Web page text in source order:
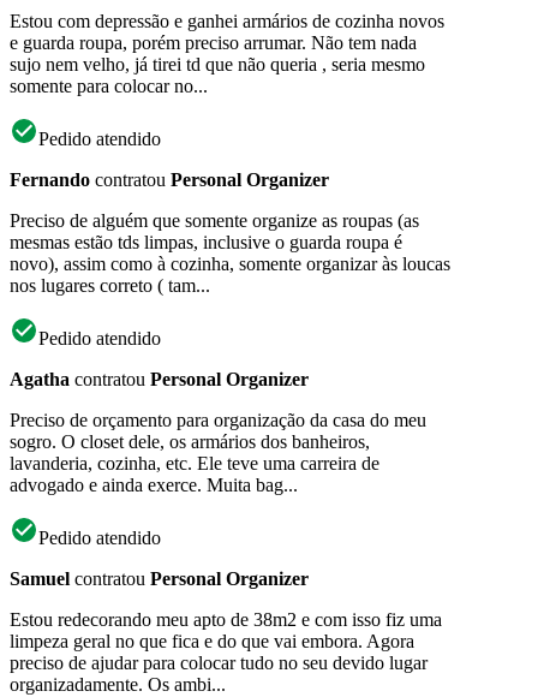
Estou com depressão e ganhei armários de cozinha novos
e guarda roupa, porém preciso arrumar. Não tem nada
sujo nem velho, já tirei td que não queria , seria mesmo
somente para colocar no...
Pedido atendido
Fernando contratou Personal Organizer
Preciso de alguém que somente organize as roupas (as
mesmas estão tds limpas, inclusive o guarda roupa é
novo), assim como à cozinha, somente organizar às loucas
nos lugares correto ( tam...
Pedido atendido
Agatha contratou Personal Organizer
Preciso de orçamento para organização da casa do meu
sogro. O closet dele, os armários dos banheiros,
lavanderia, cozinha, etc. Ele teve uma carreira de
advogado e ainda exerce. Muita bag...
Pedido atendido
Samuel contratou Personal Organizer
Estou redecorando meu apto de 38m2 e com isso fiz uma
limpeza geral no que fica e do que vai embora. Agora
preciso de ajudar para colocar tudo no seu devido lugar
organizadamente. Os ambi...